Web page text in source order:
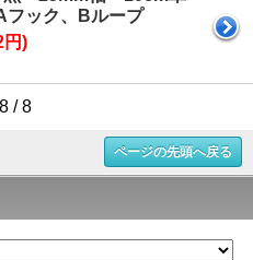
ック、Bループ
円)
/ 8
ページの先頭へ戻る